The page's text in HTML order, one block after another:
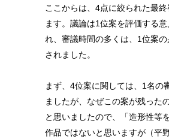
ここからは、4点に絞られた最
ます。議論は1位案を評価する
れ、審議時間の多くは、1位案
されました。
まず、4位案に関しては、1名の
ましたが、なぜこの案が残った
と思いましたので、「造形性等
作品ではないと思いますが（平